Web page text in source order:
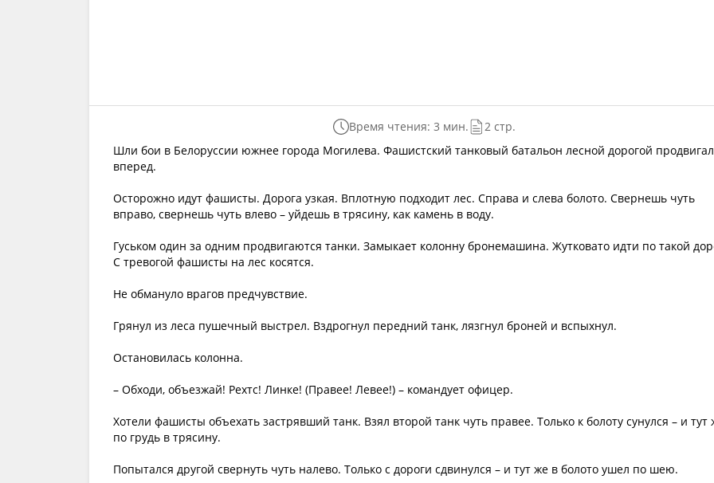
Время чтения: 3 мин.
2 стр.
Шли бои в Белоруссии южнее города Могилева. Фашистский танковый батальон лесной дорогой
вперед.
Осторожно идут фашисты. Дорога узкая. Вплотную подходит лес. Справа и слева болото. Свернешь чуть
вправо, свернешь чуть влево – уйдешь в трясину, как камень в воду.
Гуськом один за одним продвигаются танки. Замыкает колонну бронемашина. Жутковато идти по такой
С тревогой фашисты на лес косятся.
Не обмануло врагов предчувствие.
Грянул из леса пушечный выстрел. Вздрогнул передний танк, лязгнул броней и вспыхнул.
Остановилась колонна.
– Обходи, объезжай! Рехтс! Линке! (Правее! Левее!) – командует офицер.
Хотели фашисты объехать застрявший танк. Взял второй танк чуть правее. Только к болоту сунулся – и тут
по грудь в трясину.
Попытался другой свернуть чуть налево. Только с дороги сдвинулся – и тут же в болото ушел по шею.